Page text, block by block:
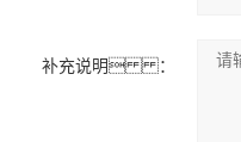
补充说明 ：